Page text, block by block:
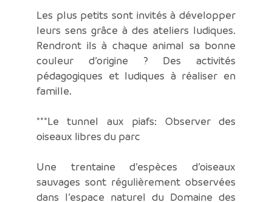
Les plus petits sont invités à développer
leurs sens grâce à des ateliers ludiques.
Rendront ils à chaque animal sa bonne
couleur d’origine ? Des activités
pédagogiques et ludiques à réaliser en
famille.
***Le tunnel aux piafs: Observer des
oiseaux libres du parc
Une trentaine d’espèces d’oiseaux
sauvages sont régulièrement observées
dans l’espace naturel du Domaine des